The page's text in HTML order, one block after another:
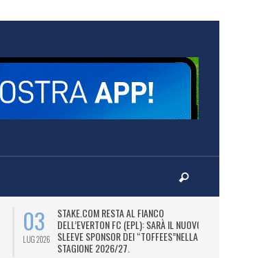
03
LUG 2026
STAKE.COM RESTA AL FIANCO
DELL’EVERTON FC (EPL): SARÀ IL NUOVO
SLEEVE SPONSOR DEI “TOFFEES”NELLA
STAGIONE 2026/27.